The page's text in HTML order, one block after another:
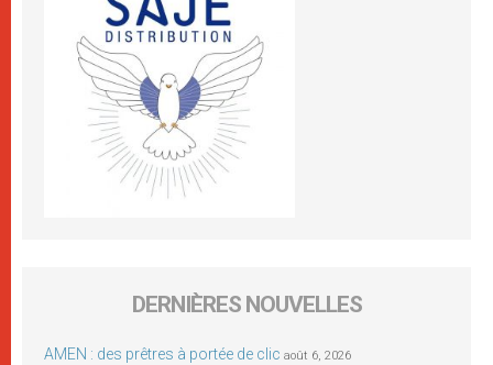
DERNIÈRES NOUVELLES
AMEN : des prêtres à portée de clic août 6, 2026